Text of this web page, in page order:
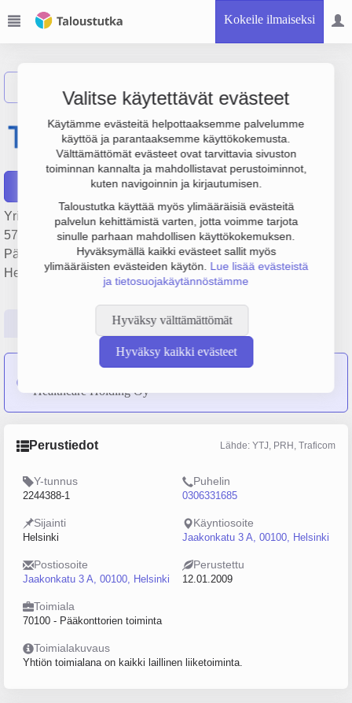
Kokeile ilmaiseksi
Valitse käytettävät evästeet
Käytämme evästeitä helpottaaksemme palvelumme
käyttöä ja parantaaksemme käyttökokemusta.
Välttämättömät evästeet ovat tarvittavia sivuston
toiminnan kannalta ja mahdollistavat perustoiminnot,
kuten navigoinnin ja kirjautumisen.
Taloustutka käyttää myös ylimääräisiä evästeitä
palvelun kehittämistä varten, jotta voimme tarjota
sinulle parhaan mahdollisen käyttökokemuksen.
Hyväksymällä kaikki evästeet sallit myös
ylimääräisten evästeiden käytön. Lue lisää evästeistä
ja tietosuojakäytännöstämme
Hyväksy välttämättömät
Hyväksy kaikki evästeet
Terveystalo Healthcare
Holding Oy
Yrityksen Terveystalo Healthcare Holding Oy liikevaihto on
570 000 € ja tulos -63 000 €. Sen päätoimiala on
Pääkonttorien toiminta, perustamisvuosi 2009 ja sijainti
Helsinki. Yrityksen yhtiömuoto Osakeyhtiö (OY).
Tilinpäätösluvut Päättäjätiedot
Healthcare Holding Oy
Perustiedot Lähde: YTJ, PRH, Traficom
Y-tunnus
2244388-1
Puhelin
0306331685
Sijainti
Helsinki
Käyntiosoite
Jaakonkatu 3 A, 00100, Helsinki
Postiosoite
Jaakonkatu 3 A, 00100, Helsinki
Perustettu
12.01.2009
Toimiala
70100 - Pääkonttorien toiminta
Toimialakuvaus
Yhtiön toimialana on kaikki laillinen liiketoiminta.